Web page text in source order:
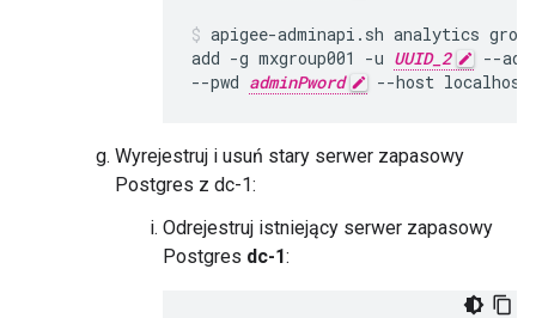
apigee-adminapi.sh analytics
add -g mxgroup001 -u UUID_2
--
--pwd adminPword --host localhost
Wyrejestruj i usuń stary serwer zapasowy
Postgres z dc-1:
Odrejestruj istniejący serwer zapasowy
Postgres dc-1: